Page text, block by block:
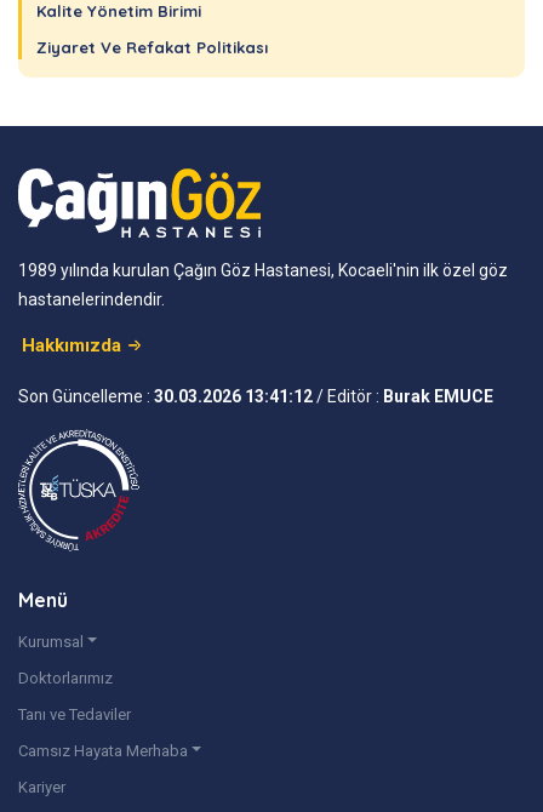
Kalite Yönetim Birimi
Ziyaret Ve Refakat Politikası
1989 yılında kurulan Çağın Göz Hastanesi, Kocaeli'nin ilk özel göz
hastanelerindendir.
Hakkımızda
Son Güncelleme : 30.03.2026 13:41:12/ Editör : Burak EMUCE
Menü
Kurumsal
Doktorlarımız
Tanı ve Tedaviler
Camsız Hayata Merhaba
Kariyer